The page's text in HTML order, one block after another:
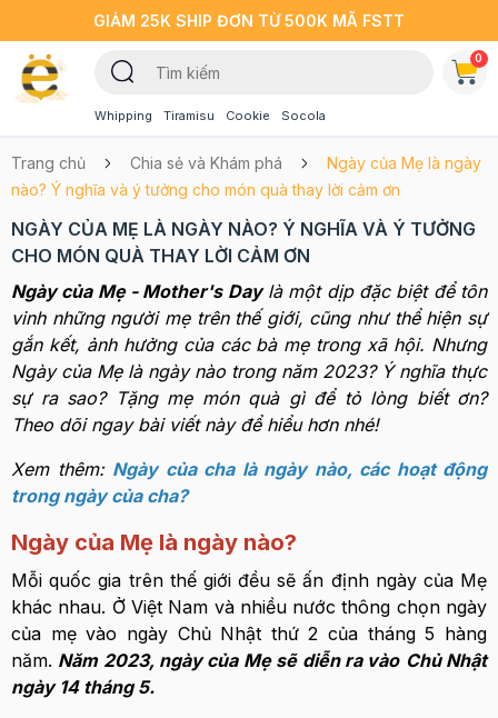
GIẢM 25K SHIP ĐƠN TỪ 500K MÃ FSTT
Whipping Tiramisu Cookie Socola
0
Trang chủ Chia sẻ và Khám phá
Ngày của Mẹ là ngày
nào? Ý nghĩa và ý tưởng cho món quà thay lời cảm ơn
NGÀY CỦA MẸ LÀ NGÀY NÀO? Ý NGHĨA VÀ Ý TƯỞNG
CHO MÓN QUÀ THAY LỜI CẢM ƠN
Ngày của Mẹ - Mother's Daylà một dịp đặc biệt để tôn
vinh những người mẹ trên thế giới, cũng như thể hiện sự
gắn kết, ảnh hưởng của các bà mẹ trong xã hội. Nhưng
Ngày của Mẹ là ngày nào trong năm 2023? Ý nghĩa thực
sự ra sao? Tặng mẹ món quà gì để tỏ lòng biết ơn?
Theo dõi ngay bài viết này để hiểu hơn nhé!
Xem thêm: Ngày của cha là ngày nào, các hoạt động
trong ngày của cha?
Ngày của Mẹ là ngày nào?
Mỗi quốc gia trên thế giới đều sẽ ấn định ngày của Mẹ
khác nhau. Ở Việt Nam và nhiều nước thông chọn ngày
của mẹ vào ngày Chủ Nhật thứ 2 của tháng 5 hàng
năm. Năm 2023, ngày của Mẹ sẽ diễn ra vào Chủ Nhật
ngày 14 tháng 5.